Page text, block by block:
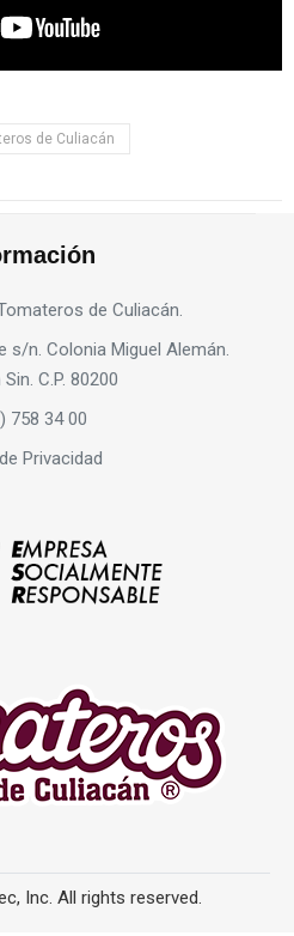
de Culiacán
de Culiacán.
s/n. Colonia Miguel Alemán.
C.P. 80200
758 34 00
Privacidad
Inc. All rights reserved.